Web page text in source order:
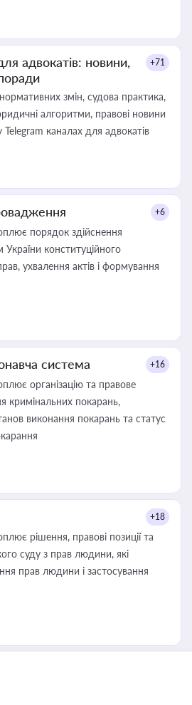
адвокатів: новини,
+71
змін, судова практика,
алгоритми, правові новини
каналах для адвокатів
+6
порядок здійснення
конституційного
ухвалення актів і формування
система +16
організацію та правове
кримінальних покарань,
виконання покарань та статус
+18
рішення, правові позиції та
суду з прав людини, які
прав людини і застосування